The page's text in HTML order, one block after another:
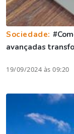
Sociedade:
avançadas
19/09/2024 às 09:20